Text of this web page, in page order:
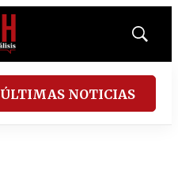
Mostrar
ÚLTIMAS NOTICIAS